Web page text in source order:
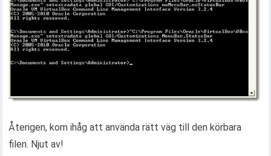
Återigen, kom ihåg att använda rätt väg till den körbara
filen. Njut av!